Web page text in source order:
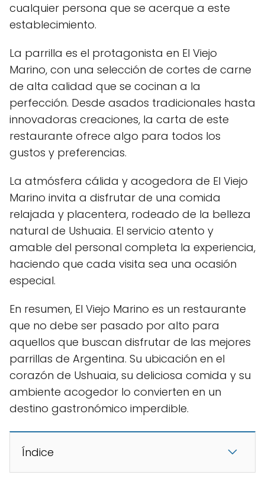
cualquier persona que se acerque a este
establecimiento.
La parrilla es el protagonista en El Viejo
Marino, con una selección de cortes de carne
de alta calidad que se cocinan a la
perfección. Desde asados tradicionales hasta
innovadoras creaciones, la carta de este
restaurante ofrece algo para todos los
gustos y preferencias.
La atmósfera cálida y acogedora de El Viejo
Marino invita a disfrutar de una comida
relajada y placentera, rodeado de la belleza
natural de Ushuaia. El servicio atento y
amable del personal completa la experiencia,
haciendo que cada visita sea una ocasión
especial.
En resumen, El Viejo Marino es un restaurante
que no debe ser pasado por alto para
aquellos que buscan disfrutar de las mejores
parrillas de Argentina. Su ubicación en el
corazón de Ushuaia, su deliciosa comida y su
ambiente acogedor lo convierten en un
destino gastronómico imperdible.
Índice